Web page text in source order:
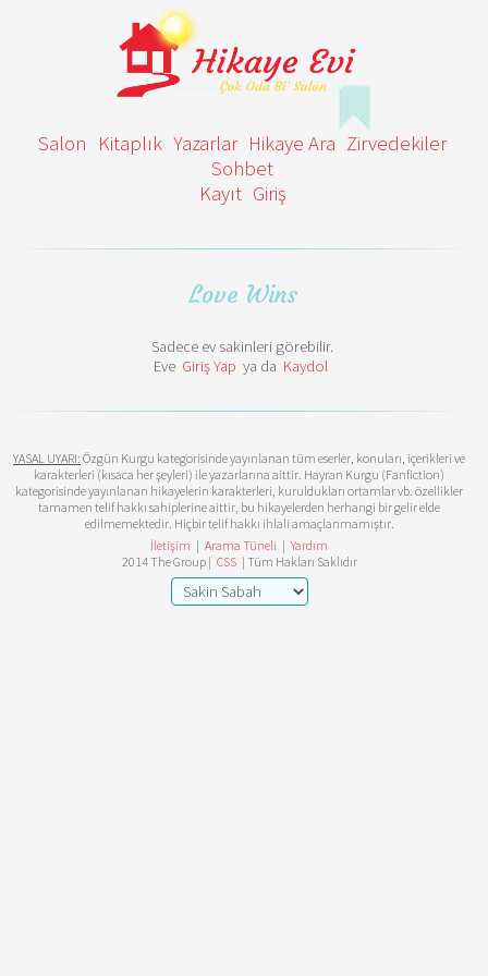
Salon Kitaplık Yazarlar Hikaye Ara Zirvedekiler
Sohbet
Kayıt Giriş
Love Wins
Sadece ev sakinleri görebilir.
Eve Giriş Yap ya da Kaydol
YASAL UYARI: Özgün Kurgu kategorisinde yayınlanan tüm eserler, konuları, içerikleri ve
karakterleri (kısaca her şeyleri) ile yazarlarına aittir. Hayran Kurgu (Fanfiction)
kategorisinde yayınlanan hikayelerin karakterleri, kuruldukları ortamlar vb. özellikler
tamamen telif hakkı sahiplerine aittir, bu hikayelerden herhangi bir gelir elde
edilmemektedir. Hiçbir telif hakkı ihlali amaçlanmamıştır.
İletişim | Arama Tüneli | Yardım
2014 The Group | CSS | Tüm Hakları Saklıdır